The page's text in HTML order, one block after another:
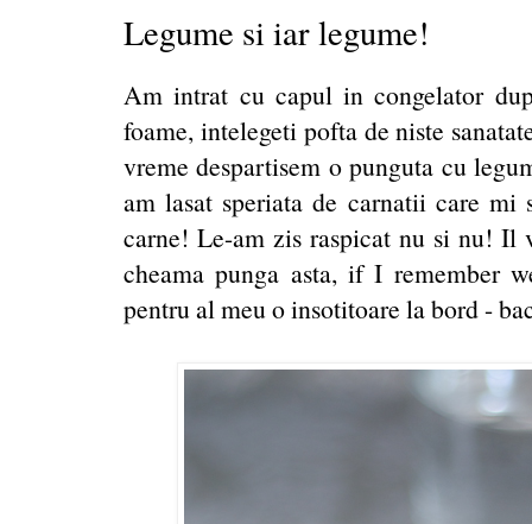
Legume si iar legume!
Am intrat cu capul in congelator
foame, intelegeti pofta de niste
vreme despartisem o punguta cu
am lasat speriata de carnatii care
carne! Le-am zis raspicat nu si nu! Il
cheama punga asta, if I remember
pentru al meu o insotitoare la bord -